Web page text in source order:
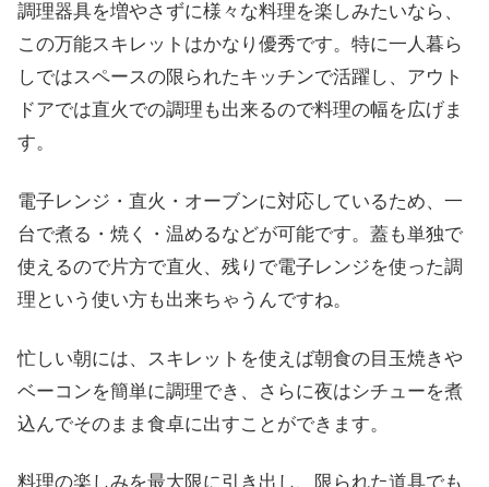
調理器具を増やさずに様々な料理を楽しみたいなら、
この万能スキレットはかなり優秀です。特に一人暮ら
しではスペースの限られたキッチンで活躍し、アウト
ドアでは直火での調理も出来るので料理の幅を広げま
す。
電子レンジ・直火・オーブンに対応しているため、一
台で煮る・焼く・温めるなどが可能です。蓋も単独で
使えるので片方で直火、残りで電子レンジを使った調
理という使い方も出来ちゃうんですね。
忙しい朝には、スキレットを使えば朝食の目玉焼きや
ベーコンを簡単に調理でき、さらに夜はシチューを煮
込んでそのまま食卓に出すことができます。
料理の楽しみを最大限に引き出し、限られた道具でも